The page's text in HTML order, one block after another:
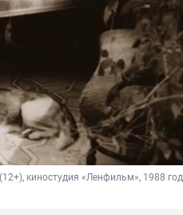
киностудия «Ленфильм», 1988 год